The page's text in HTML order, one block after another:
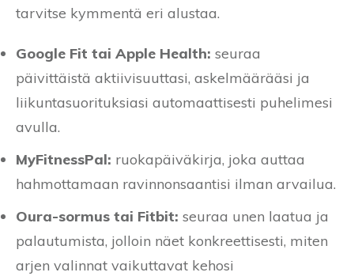
tarvitse kymmentä eri alustaa.
Google Fit tai Apple Health: seuraa
päivittäistä aktiivisuuttasi, askelmäärääsi ja
liikuntasuorituksiasi automaattisesti puhelimesi
avulla.
MyFitnessPal: ruokapäiväkirja, joka auttaa
hahmottamaan ravinnonsaantisi ilman arvailua.
Oura-sormus tai Fitbit: seuraa unen laatua ja
palautumista, jolloin näet konkreettisesti, miten
arjen valinnat vaikuttavat kehosi